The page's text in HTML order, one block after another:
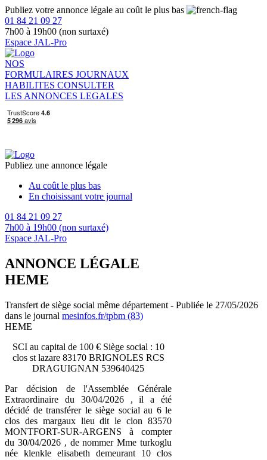
Publiez votre annonce légale au coût le plus bas
01 84 21 09 27
7h00 à 19h00 (non surtaxé)
Espace JAL-Pro
NOS
FORMULAIRES JOURNAUX
HABILITES CONSULTER
LES ANNONCES LEGALES
Publiez une annonce légale
Au coût le plus bas
En choisissant votre journal
01 84 21 09 27
7h00 à 19h00 (non surtaxé)
Espace JAL-Pro
ANNONCE LÉGALE
HEME
Transfert de siège social même département - Publiée le 27/05/2026
dans le journal mesinfos.fr/tpbm (83)
HEME
SCI au capital de 100 € Siège social : 10
clos st lazare 83170 BRIGNOLES RCS
DRAGUIGNAN 539640425
Par décision de l'Assemblée Générale
Extraordinaire du 30/04/2026 , il a été
décidé de transférer le siège social au 6 le
clos des margaux lieu dit le clon 83570
MONTFORT-SUR-ARGENS à compter
du 30/04/2026 , de nommer Mme turkoglu
née klenkle elisabeth demeurant 10 clos